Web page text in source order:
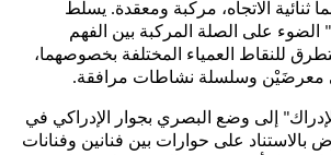
ثنائية الاتجاه، مركبة ومعقدة. يسلط
الضوء على الصلة المركبة بين الفهم
للنقاط العمياء المختلفة بخصوصهما،
معرضَيْن وسلسلة نشاطات مرافقة.
إلى وضع البصري بجوار الإدراكي في
بالاستناد على حوارات بين فنانين وفنانات